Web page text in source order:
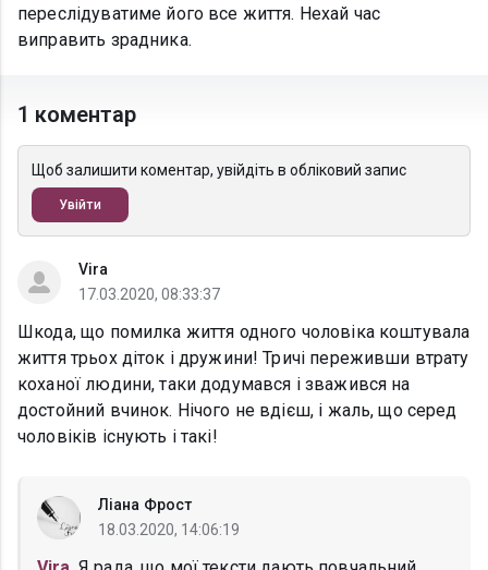
переслідуватиме його все життя. Нехай час
виправить зрадника.
1 коментар
Щоб залишити коментар, увійдіть в обліковий запис
Увійти
Vira
17.03.2020, 08:33:37
Шкода, що помилка життя одного чоловіка коштувала
життя трьох діток і дружини! Тричі переживши втрату
коханої людини, таки додумався і зважився на
достойний вчинок. Нічого не вдієш, і жаль, що серед
чоловіків існують і такі!
Ліана Фрост
18.03.2020, 14:06:19